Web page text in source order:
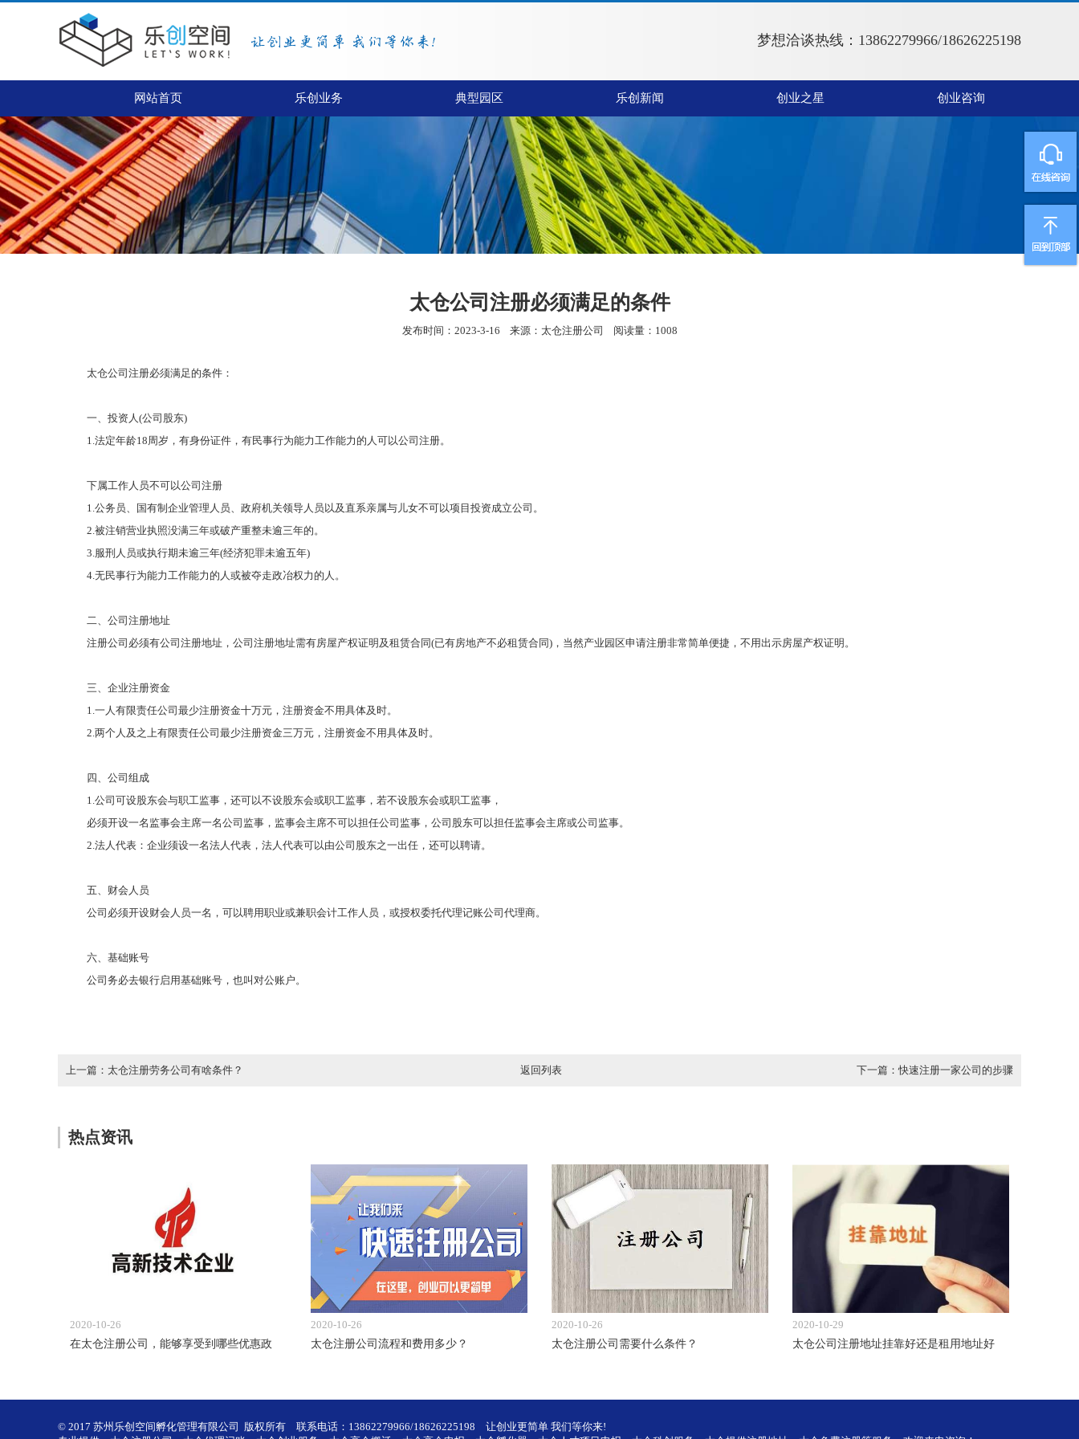
梦想洽谈热线：13862279966/18626225198
网站首页 乐创业务 典型园区 乐创新闻 创业之星 创业咨询
太仓公司注册必须满足的条件
发布时间：2023-3-16 来源： 太仓注册公司 阅读量：1008
太仓公司注册必须满足的条件：
一、投资人(公司股东)
1.法定年龄18周岁，有身份证件，有民事行为能力工作能力的人可以公司注册。
下属工作人员不可以公司注册
1.公务员、国有制企业管理人员、政府机关领导人员以及直系亲属与儿女不可以项目投资成立公司。
2.被注销营业执照没满三年或破产重整未逾三年的。
3.服刑人员或执行期未逾三年(经济犯罪未逾五年)
4.无民事行为能力工作能力的人或被夺走政冶权力的人。
二、公司注册地址
注册公司必须有公司注册地址，公司注册地址需有房屋产权证明及租赁合同(已有房地产不必租赁合同)，当然产业园区申请注册非常简单便捷，不用出示房屋产权证明。
三、企业注册资金
1.一人有限责任公司最少注册资金十万元，注册资金不用具体及时。
2.两个人及之上有限责任公司最少注册资金三万元，注册资金不用具体及时。
四、公司组成
1.公司可设股东会与职工监事，还可以不设股东会或职工监事，若不设股东会或职工监事，
必须开设一名监事会主席一名公司监事，监事会主席不可以担任公司监事，公司股东可以担任监事会主席或公司监事。
2.法人代表：企业须设一名法人代表，法人代表可以由公司股东之一出任，还可以聘请。
五、财会人员
公司必须开设财会人员一名，可以聘用职业或兼职会计工作人员，或授权委托代理记账公司代理商。
六、基础账号
公司务必去银行启用基础账号，也叫对公账户。
上一篇：太仓注册劳务公司有啥条件？ 返回列表 下一篇：快速注册一家公司的步骤
热点资讯
2020-10-26
在太仓注册公司，能够享受到哪些优惠政
2020-10-26
太仓注册公司流程和费用多少？
2020-10-26
太仓注册公司需要什么条件？
2020-10-29
太仓公司注册地址挂靠好还是租用地址好
© 2017 苏州乐创空间孵化管理有限公司 版权所有 联系电话：13862279966/18626225198
让创业更简单 我们等你来!